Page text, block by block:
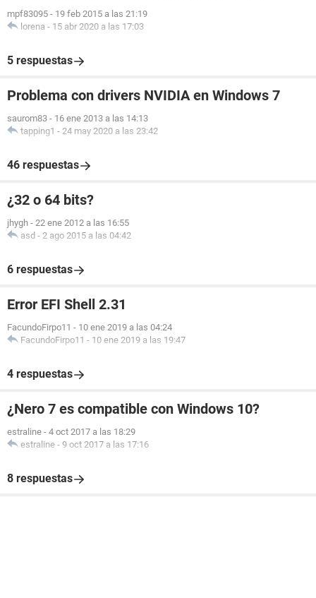
mpf83095 - 19 feb 2015 a las 21:19
lorena - 15 abr 2020 a las 17:03
5 respuestas
Problema con drivers NVIDIA en Windows 7
saurom83 - 16 ene 2013 a las 14:13
tapping1 - 24 may 2020 a las 23:42
46 respuestas
¿32 o 64 bits?
jhygh - 22 ene 2012 a las 16:55
asd - 2 ago 2015 a las 04:42
6 respuestas
Error EFI Shell 2.31
FacundoFirpo11 - 10 ene 2019 a las 04:24
FacundoFirpo11 - 10 ene 2019 a las 19:47
4 respuestas
¿Nero 7 es compatible con Windows 10?
estraline - 4 oct 2017 a las 18:29
estraline - 9 oct 2017 a las 17:16
8 respuestas